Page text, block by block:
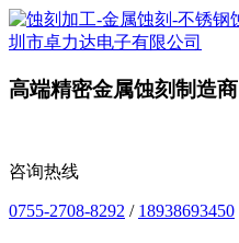
高端精密金属蚀刻制造商
咨询热线
0755-2708-8292 / 18938693450